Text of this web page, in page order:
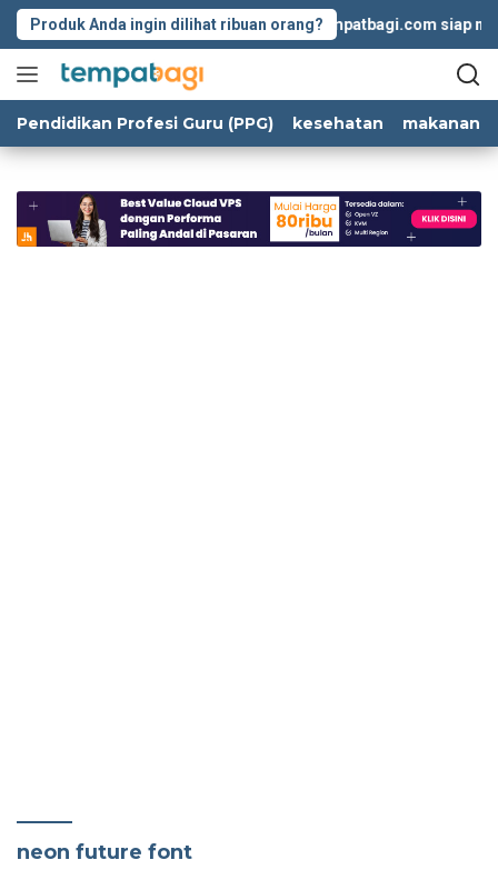
Langsung
Produk Anda ingin dilihat ribuan orang?Tempatbagi.com siap
Pendidikan Profesi Guru (PPG) kesehatan makanan
neon future font